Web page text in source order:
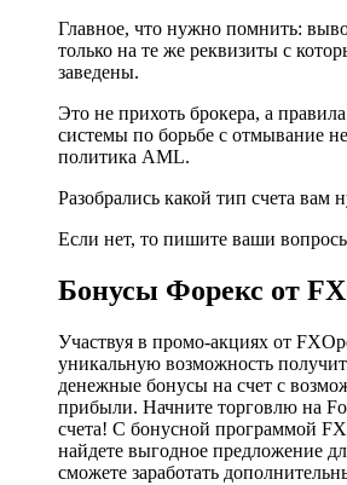
Главное, что нужно помнить:
только на те же реквизиты с
заведены.
Это не прихоть брокера, а
системы по борьбе с отмывание
политика AML.
Разобрались какой тип счета вам
Если нет, то пишите ваши
Бонусы Форекс от
Участвуя в промо-акциях от
уникальную возможность
денежные бонусы на счет с
прибыли. Начните торговлю на
счета! С бонусной программой
найдете выгодное предложение
сможете заработать